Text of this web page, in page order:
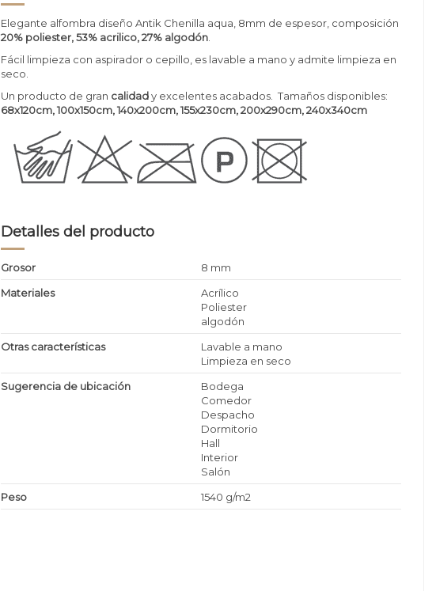
Elegante alfombra diseño Antik Chenilla aqua, 8mm de espesor, composición
20% poliester, 53% acrilico, 27% algodón
Fácil limpieza con aspirador o cepillo, es lavable a mano y admite limpieza en
seco.
Un producto de gran calidady excelentes acabados. Tamaños disponibles:
68x120cm, 100x150cm, 140x200cm, 155x230cm, 200x290cm, 240x340cm
Detalles del producto
Grosor
8 mm
Materiales
Acrílico
Poliester
algodón
Otras características
Lavable a mano
Limpieza en seco
Sugerencia de ubicación
Bodega
Comedor
Despacho
Dormitorio
Hall
Interior
Salón
Peso
1540 g/m2